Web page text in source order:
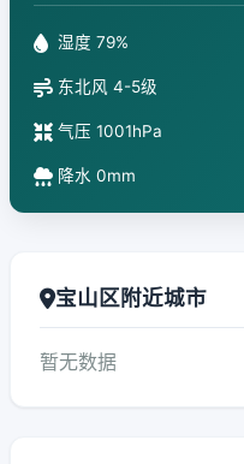
湿度 79%
东北风 4-5级
气压 1001hPa
降水 0mm
宝山区附近城市
暂无数据